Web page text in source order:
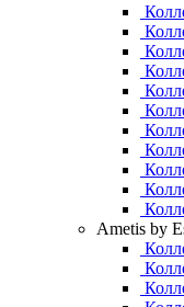
Ametis by